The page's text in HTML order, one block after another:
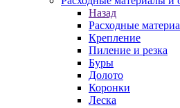
Назад
Расходные
Крепление
Пиление и резка
Буры
Долото
Коронки
Леска